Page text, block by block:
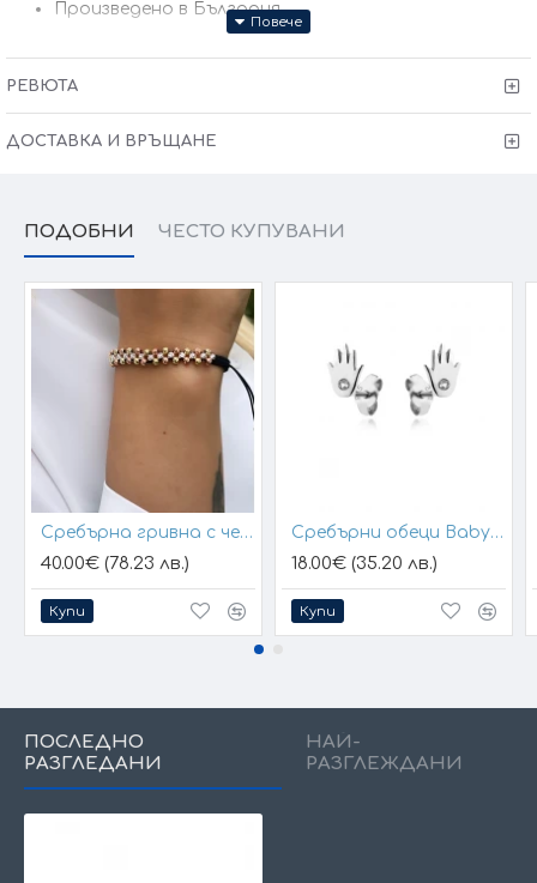
Произведено в България
РЕВЮТА
ДОСТАВКА И ВРЪЩАНЕ
ПОДОБНИ ЧЕСТО КУПУВАНИ
Сребърна гривна с черен конец и позлатени топчета
40.00€ (78.23 лв.)
Купи
Сребърни обеци Baby Hands
18.00€ (35.20 лв.)
Купи
ПОСЛЕДНО
РАЗГЛЕДАНИ
НАЙ-
РАЗГЛЕЖДАНИ